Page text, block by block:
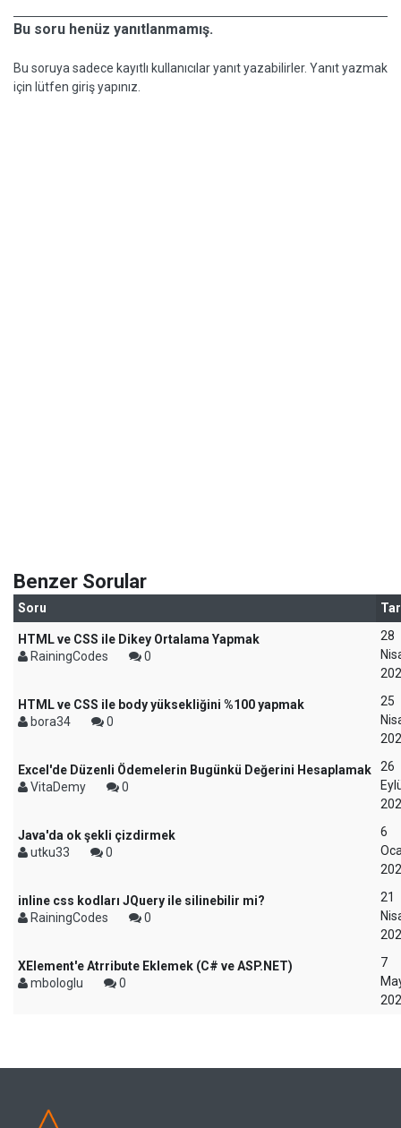
Bu soru henüz yanıtlanmamış.
Bu soruya sadece kayıtlı kullanıcılar yanıt yazabilirler. Yanıt yazmak
için lütfen giriş yapınız.
Benzer Sorular
Soru
HTML ve CSS ile Dikey Ortalama Yapmak
RainingCodes
0
28
HTML ve CSS ile body yüksekliğini %100 yapmak
bora34
0
25
Excel'de Düzenli Ödemelerin Bugünkü Değerini Hesaplamak
VitaDemy
0
26
Java'da ok şekli çizdirmek
utku33
0
6
inline css kodları JQuery ile silinebilir mi?
RainingCodes
0
21
XElement'e Atrribute Eklemek (C# ve ASP.NET)
mbologlu
0
7